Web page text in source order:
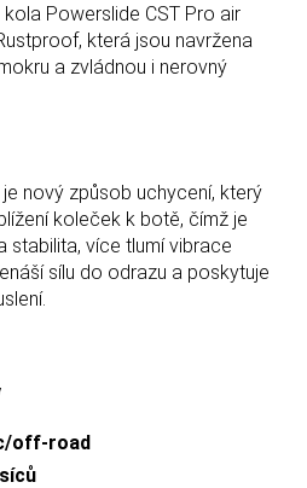
kola Powerslide CST Pro air
která jsou navržena
a zvládnou i nerovný
nový způsob uchycení, který
koleček k botě, čímž je
stabilita, více tlumí vibrace
sílu do odrazu a poskytuje
off-road